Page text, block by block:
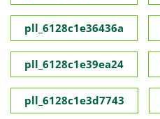
pll_6128c1e36436a
pll_6128c1e39ea24
pll_6128c1e3d7743